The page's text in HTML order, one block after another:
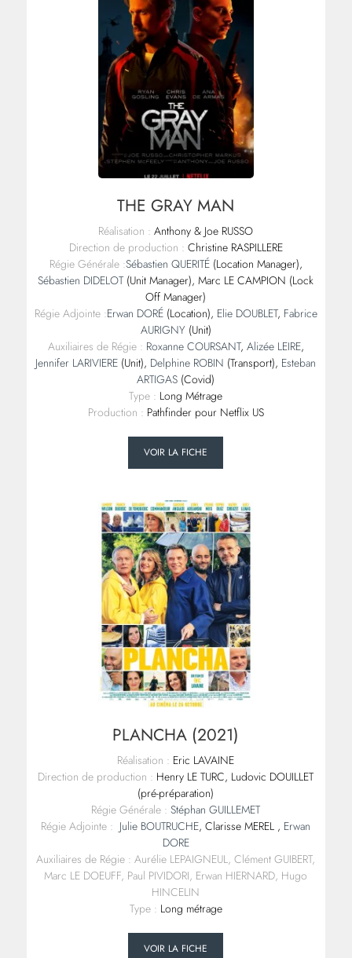
THE GRAY MAN
Réalisation : Anthony & Joe RUSSO
Direction de production : Christine RASPILLERE
Régie Générale :Sébastien QUERITÉ(Location Manager),
Sébastien DIDELOT (Unit Manager), Marc LE CAMPION (Lock
Off Manager)
Régie Adjointe :Erwan DORÉ (Location), Elie DOUBLET, Fabrice
AURIGNY (Unit)
Auxiliaires de Régie : Roxanne COURSANT, Alizée LEIRE,
Jennifer LARIVIERE (Unit), Delphine ROBIN (Transport), Esteban
ARTIGAS (Covid)
Type : Long Métrage
Production : Pathfinder pour Netflix US
VOIR LA FICHE
PLANCHA (2021)
Réalisation : Eric LAVAINE
Direction de production : Henry LE TURC, Ludovic DOUILLET
(pré-préparation)
Régie Générale : Stéphan GUILLEMET
Régie Adjointe : Julie BOUTRUCHE, Clarisse MEREL , Erwan
DORE
Auxiliaires de Régie : Aurélie LEPAIGNEUL, Clément GUIBERT,
Marc LE DOEUFF, Paul PIVIDORI, Erwan HIERNARD, Hugo
HINCELIN
Type : Long métrage
VOIR LA FICHE